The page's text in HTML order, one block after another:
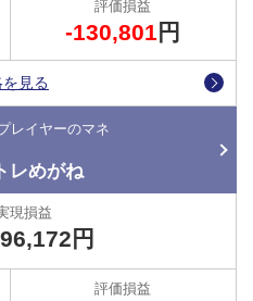
。
）は、急激な値動きが発生して
で、一定間隔で自動的に売買が行
売買タイミングに悩むことなく、
繰り返してくれる
レイヤーのマネ
レめがね
見る
円
-130,801円